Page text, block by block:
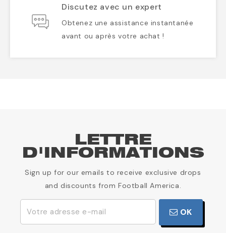
Discutez avec un expert
Obtenez une assistance instantanée
avant ou après votre achat !
LETTRE
D'INFORMATIONS
Sign up for our emails to receive exclusive drops
and discounts from Football America.
OK